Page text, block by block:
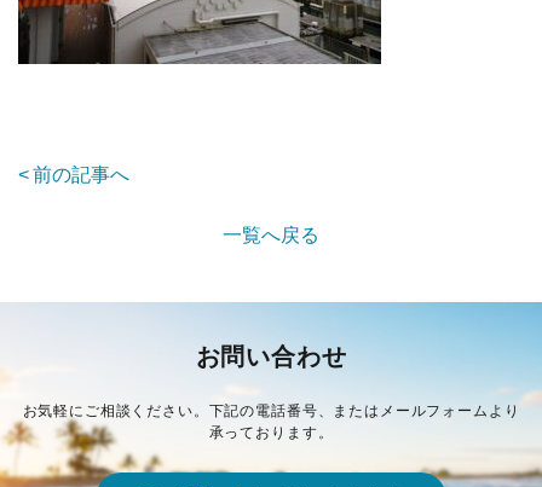
前の記事へ
一覧へ戻る
お問い合わせ
お気軽にご相談ください。下記の電話番号、またはメールフォームより
承っております。